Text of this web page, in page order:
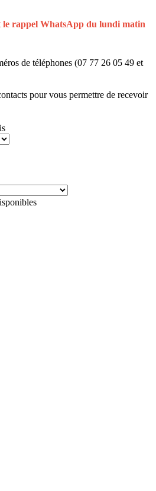
le rappel WhatsApp du lundi matin
de téléphones (07 77 26 05 49 et
pour vous permettre de recevoir